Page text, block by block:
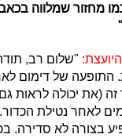
מחזור שמלווה
"שלום רב,
התופעה של דימום
זה (את יכולה לראות
לאחר נטילת הכדור.
בצורה לא סדירה.